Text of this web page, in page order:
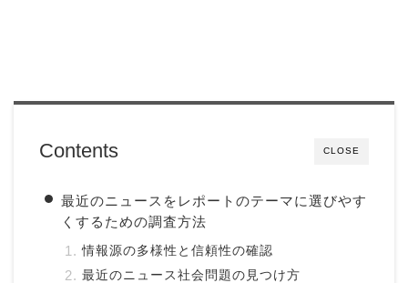
CLOSE
Contents
最近のニュースをレポートのテーマに選びやす
くするための調査方法
情報源の多様性と信頼性の確認
最近のニュース社会問題の見つけ方